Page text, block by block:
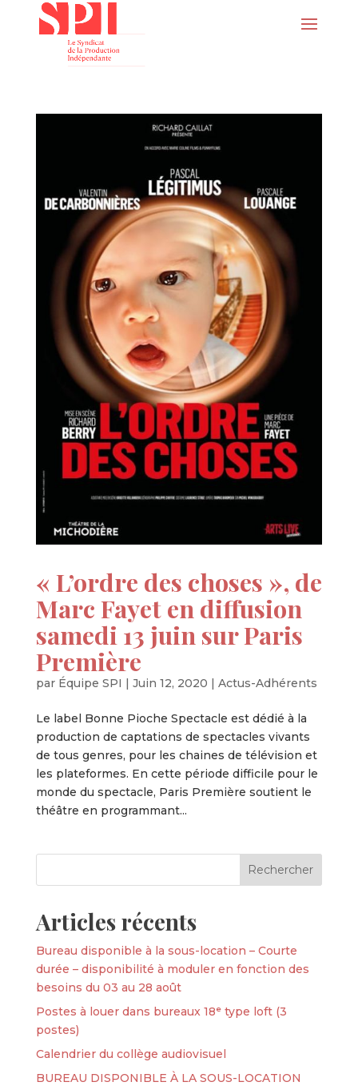
« L’ordre des choses », de
Marc Fayet en diffusion
samedi 13 juin sur Paris
Première
par Équipe SPI | Juin 12, 2020 | Actus-Adhérents
Le label Bonne Pioche Spectacle est dédié à la
production de captations de spectacles vivants
de tous genres, pour les chaines de télévision et
les plateformes. En cette période difficile pour le
monde du spectacle, Paris Première soutient le
théâtre en programmant...
Articles récents
Bureau disponible à la sous-location – Courte
durée – disponibilité à moduler en fonction des
besoins du 03 au 28 août
Postes à louer dans bureaux 18ᵉ type loft (3
postes)
Calendrier du collège audiovisuel
BUREAU DISPONIBLE À LA SOUS-LOCATION